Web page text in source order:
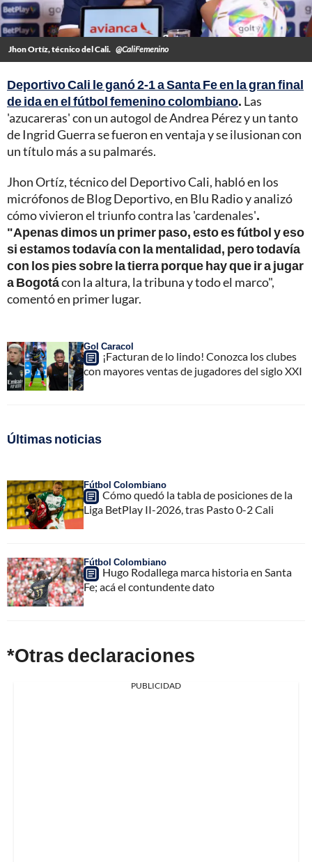
Jhon Ortíz, técnico del Cali. @CaliFemenino
Deportivo Cali le ganó 2-1 a Santa Fe en la gran final
de ida en el fútbol femenino colombiano. Las
'azucareras' con un autogol de Andrea Pérez y un tanto
de Ingrid Guerra se fueron en ventaja y se ilusionan con
un título más a su palmarés.
Jhon Ortíz, técnico del Deportivo Cali, habló en los
micrófonos de Blog Deportivo, en Blu Radio y analizó
cómo vivieron el triunfo contra las 'cardenales'.
"Apenas dimos un primer paso, esto es fútbol y eso
si estamos todavía con la mentalidad, pero todavía
con los pies sobre la tierra porque hay que ir a jugar
a Bogotácon la altura, la tribuna y todo el marco",
comentó en primer lugar.
Gol Caracol
¡Facturan de lo lindo! Conozca los clubes
con mayores ventas de jugadores del siglo XXI
Últimas noticias
Fútbol Colombiano
Cómo quedó la tabla de posiciones de la
Liga BetPlay II-2026, tras Pasto 0-2 Cali
Fútbol Colombiano
Hugo Rodallega marca historia en Santa
Fe; acá el contundente dato
*Otras declaraciones
PUBLICIDAD